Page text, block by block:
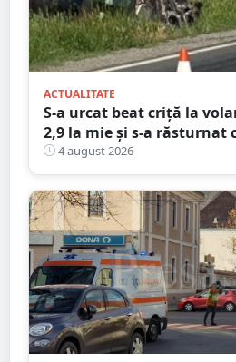
ACTUALITATE
S-a urcat beat criță la
2,9 la mie și s-a răsturnat
4 august 2026